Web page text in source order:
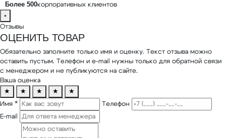
Более 500корпоративных клиентов
×
Отзывы
ОЦЕНИТЬ ТОВАР
Обязательно заполните только имя и оценку. Текст отзыва можно
оставить пустым. Телефон и e-mail нужны только для обратной связи
с менеджером и не публикуются на сайте.
Ваша оценка
★
★ ★ ★
★
Имя *
Телефон
E-mail